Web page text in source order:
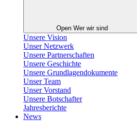
Open Wer wir sind
Unsere Vision
Unser Netzwerk
Unsere Partnerschaften
Unsere Geschichte
Unsere Grundlagendokumente
Unser Team
Unser Vorstand
Unsere Botschafter
Jahresberichte
News